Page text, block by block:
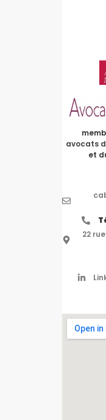
avocats
et
22